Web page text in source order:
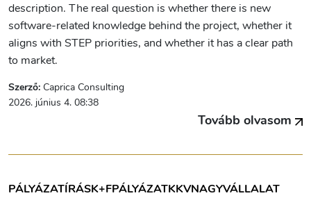
description. The real question is whether there is new
software-related knowledge behind the project, whether it
aligns with STEP priorities, and whether it has a clear path
to market.
Szerző: Caprica Consulting
2026. június 4. 08:38
Tovább olvasom
PÁLYÁZATÍRÁSK+FPÁLYÁZATKKVNAGYVÁLLALAT